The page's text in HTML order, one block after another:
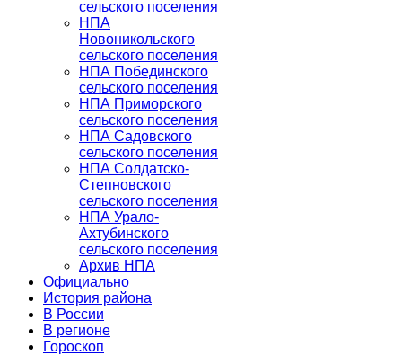
сельского поселения
НПА
Новоникольского
сельского поселения
НПА Побединского
сельского поселения
НПА Приморского
сельского поселения
НПА Садовского
сельского поселения
НПА Солдатско-
Степновского
сельского поселения
НПА Урало-
Ахтубинского
сельского поселения
Архив НПА
Официально
История района
В России
В регионе
Гороскоп